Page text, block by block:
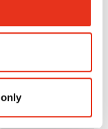
snippers